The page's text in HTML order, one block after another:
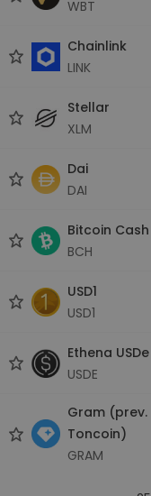
WBT
Chainlink
LINK
Stellar
XLM
Dai
DAI
Bitcoin Cash
BCH
USD1
USD1
Ethena USDe
USDE
Gram (prev.
Toncoin)
GRAM